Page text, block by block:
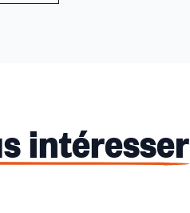
intéresser